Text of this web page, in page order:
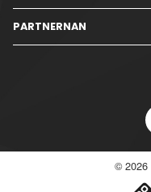
PARTNERNAN
© 2026